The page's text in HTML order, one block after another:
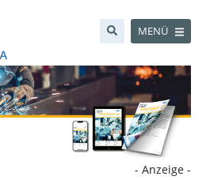
MENÜ
- Anzeige -